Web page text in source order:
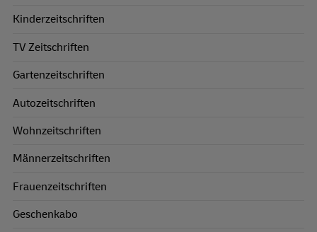
Kinderzeitschriften
TV Zeitschriften
Gartenzeitschriften
Autozeitschriften
Wohnzeitschriften
Männerzeitschriften
Frauenzeitschriften
Geschenkabo